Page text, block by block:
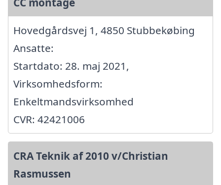
Hovedgårdsvej 1, 4850 Stubbekøbing
Ansatte:
Startdato: 28. maj 2021,
Virksomhedsform:
Enkeltmandsvirksomhed
CVR: 42421006
CRA Teknik af 2010 v/Christian
Rasmussen